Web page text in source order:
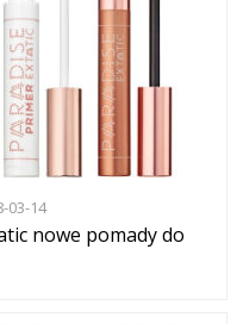
03-14
nowe pomady do